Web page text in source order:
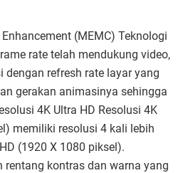
(MEMC) Teknologi
rate telah mendukung video,
refresh rate layar yang
gerakan animasinya sehingga
4K Ultra HD Resolusi 4K
memiliki resolusi 4 kali lebih
(1920 X 1080 piksel).
rentang kontras dan warna yang